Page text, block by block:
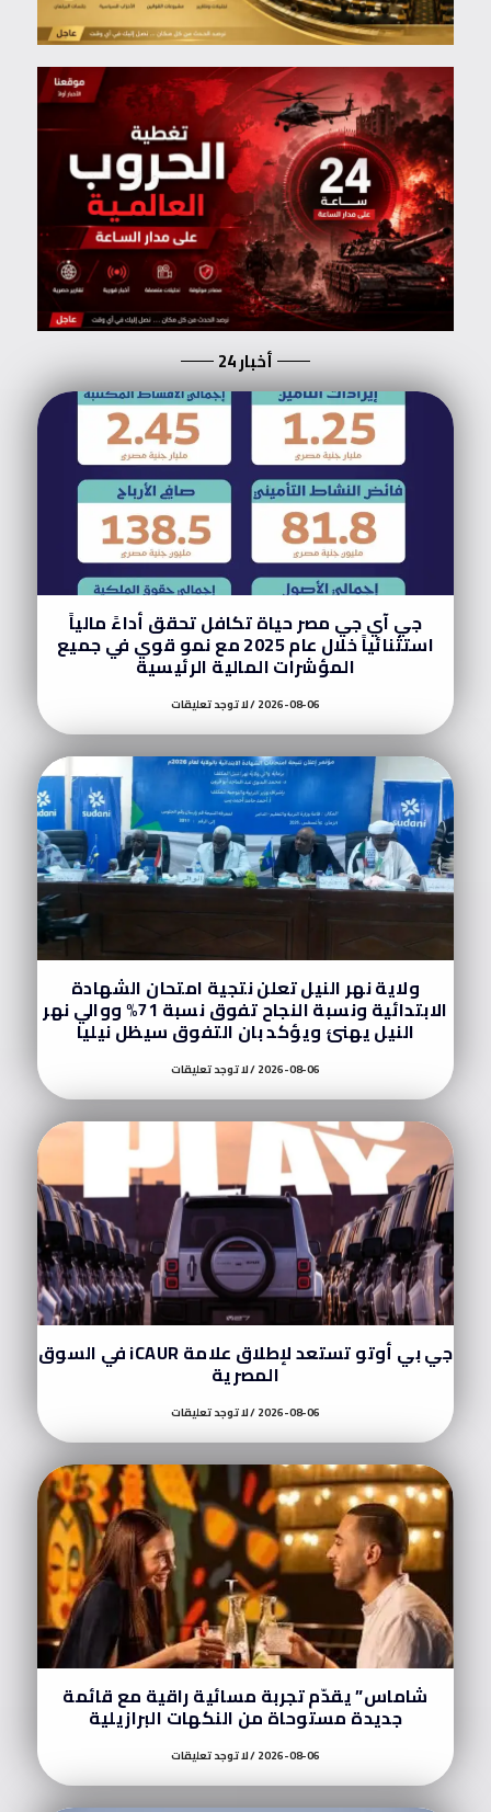
أخبار 24
جي آي جي مصر حياة تكافل تحقق أداءً مالياً
استثنائياً خلال عام 2025 مع نمو قوي في جميع
المؤشرات المالية الرئيسية
2026-08-06 لا توجد تعليقات
ولاية نهر النيل تعلن نتجية امتحان الشهادة
الابتدائية ونسبة النجاح تفوق نسبة 71% ووالي نهر
النيل يهنئ ويؤكد بان التفوق سيظل نيليا
2026-08-06 لا توجد تعليقات
جي بي أوتو تستعد لإطلاق علامة iCAUR في السوق
المصرية
2026-08-06 لا توجد تعليقات
شاماس” يقدّم تجربة مسائية راقية مع قائمة
جديدة مستوحاة من النكهات البرازيلية
2026-08-06 لا توجد تعليقات